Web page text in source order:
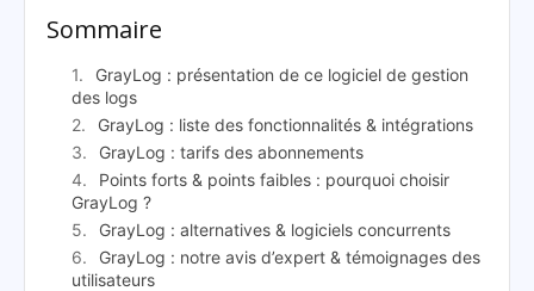
Sommaire
GrayLog : présentation de ce logiciel de gestion
des logs
GrayLog : liste des fonctionnalités & intégrations
GrayLog : tarifs des abonnements
Points forts & points faibles : pourquoi choisir
GrayLog ?
GrayLog : alternatives & logiciels concurrents
GrayLog : notre avis d’expert & témoignages des
utilisateurs